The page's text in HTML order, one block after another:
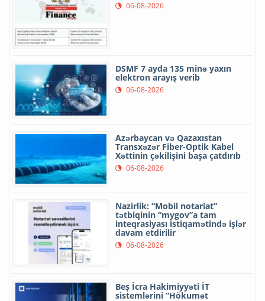
06-08-2026
DSMF 7 ayda 135 minə yaxın
elektron arayış verib
06-08-2026
Azərbaycan və Qazaxıstan
Transxəzər Fiber-Optik Kabel
Xəttinin çəkilişini başa çatdırıb
06-08-2026
Nazirlik: “Mobil notariat”
tətbiqinin “mygov”a tam
inteqrasiyası istiqamətində işlər
davam etdirilir
06-08-2026
Beş İcra Hakimiyyəti İT
sistemlərini “Hökumət